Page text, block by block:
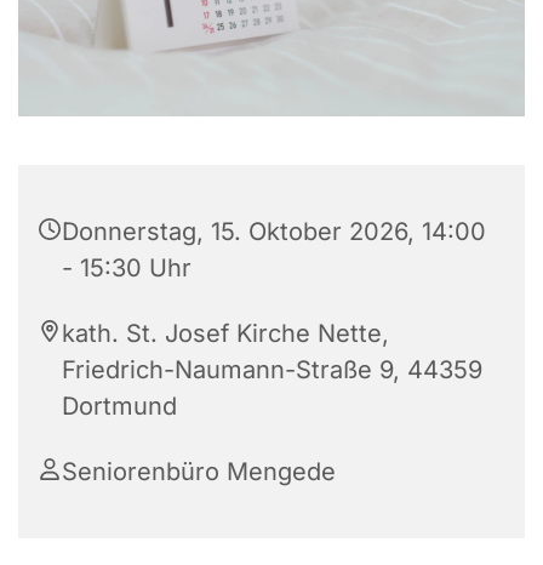
Donnerstag, 15. Oktober 2026, 14:00
- 15:30 Uhr
kath. St. Josef Kirche Nette,
Friedrich-Naumann-Straße 9, 44359
Dortmund
Seniorenbüro Mengede